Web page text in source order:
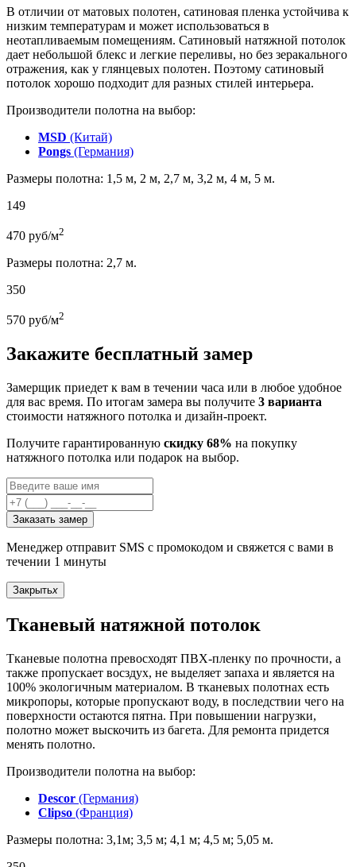
В отличии от матовых полотен, сатиновая пленка устойчива к
низким температурам и может использоваться в
неотапливаемым помещениям. Сатиновый натяжной потолок
дает небольшой блекс и легкие переливы, но без зеракального
отражения, как у глянцевых полотен. Поэтому сатиновый
потолок хорошо подходит для разных стилей интерьера.
Производители полотна на выбор:
MSD (Китай)
Pongs (Германия)
Размеры полотна: 1,5 м, 2 м, 2,7 м, 3,2 м, 4 м, 5 м.
149
470 руб/м2
Размеры полотна: 2,7 м.
350
570 руб/м2
Закажите бесплатный замер
Замерщик приедет к вам в течении часа или в любое удобное
для вас время. По итогам замера вы получите 3 варианта
стоимости натяжного потолка и дизайн-проект.
Получите гарантированную скидку 68% на покупку
натяжного потолка или подарок на выбор.
Заказать замер
Менеджер отправит SMS с промокодом и свяжется с вами в
течении 1 минуты
Закрытьx
Тканевый натяжной потолок
Тканевые полотна превосходят ПВХ-пленку по прочности, а
также пропускает восздух, не выделяет запаха и является на
100% экологичным материалом. В тканевых полотнах есть
микропоры, которые пропускают воду, в последствии чего на
поверхности остаются пятна. При повышении нагрузки,
полотно может выскочить из багета. Для ремонта придется
менять полотно.
Производители полотна на выбор:
Descor (Германия)
Clipso (Франция)
Размеры полотна: 3,1м; 3,5 м; 4,1 м; 4,5 м; 5,05 м.